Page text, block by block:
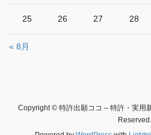
25 26 27 28
« 8月
Copyright © 特許出願ココ – 特許・実用
Reserved.